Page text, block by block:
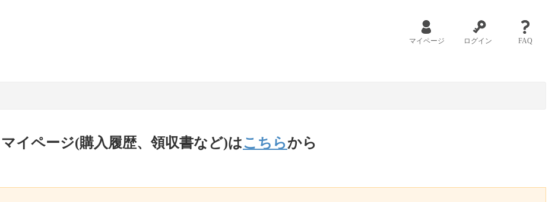
マイページ ログイン FAQ
マイページ(購入履歴、領収書など)はこちらから